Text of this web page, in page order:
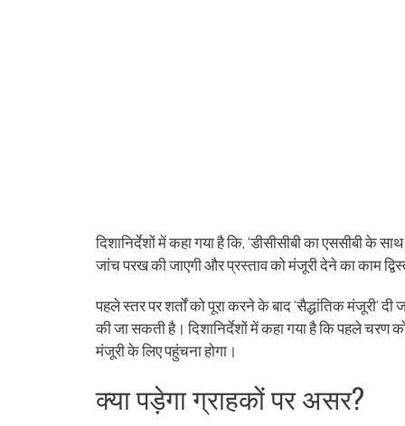
दिशानिर्देशों में कहा गया है कि, ‘डीसीसीबी का एससीबी के
जांच परख की जाएगी और प्रस्ताव को मंजूरी देने का काम
पहले स्तर पर शर्तों को पूरा करने के बाद ‘सैद्धांतिक मंजूरी’
की जा सकती है। दिशानिर्देशों में कहा गया है कि पहले चरण
मंजूरी के लिए पहुंचना होगा।
क्या पड़ेगा ग्राहकों पर असर?